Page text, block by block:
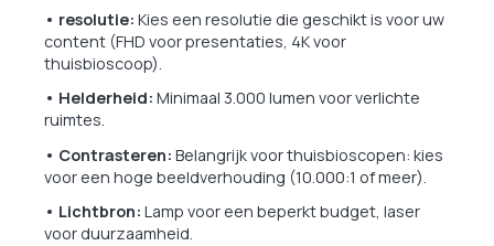
• resolutie: Kies een resolutie die geschikt is voor uw
content (FHD voor presentaties, 4K voor
thuisbioscoop).
• Helderheid: Minimaal 3.000 lumen voor verlichte
ruimtes.
• Contrasteren: Belangrijk voor thuisbioscopen: kies
voor een hoge beeldverhouding (10.000:1 of meer).
• Lichtbron: Lamp voor een beperkt budget, laser
voor duurzaamheid.